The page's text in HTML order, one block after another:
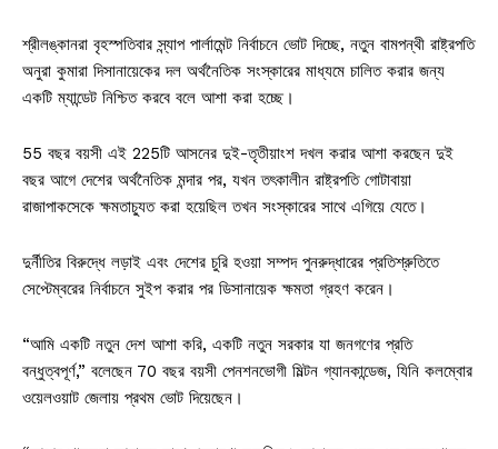
শ্রীলঙ্কানরা বৃহস্পতিবার স্ন্যাপ পার্লামেন্ট নির্বাচনে ভোট দিচ্ছে, নতুন বামপন্থী রাষ্ট্রপতি
অনুরা কুমারা দিসানায়েকের দল অর্থনৈতিক সংস্কারের মাধ্যমে চালিত করার জন্য
একটি ম্যান্ডেট নিশ্চিত করবে বলে আশা করা হচ্ছে।
55 বছর বয়সী এই 225টি আসনের দুই-তৃতীয়াংশ দখল করার আশা করছেন দুই
বছর আগে দেশের অর্থনৈতিক মন্দার পর, যখন তৎকালীন রাষ্ট্রপতি গোটাবায়া
রাজাপাকসেকে ক্ষমতাচ্যুত করা হয়েছিল তখন সংস্কারের সাথে এগিয়ে যেতে।
দুর্নীতির বিরুদ্ধে লড়াই এবং দেশের চুরি হওয়া সম্পদ পুনরুদ্ধারের প্রতিশ্রুতিতে
সেপ্টেম্বরের নির্বাচনে সুইপ করার পর ডিসানায়েক ক্ষমতা গ্রহণ করেন।
“আমি একটি নতুন দেশ আশা করি, একটি নতুন সরকার যা জনগণের প্রতি
বন্ধুত্বপূর্ণ,” বলেছেন 70 বছর বয়সী পেনশনভোগী মিল্টন গ্যানকান্ডেজ, যিনি কলম্বোর
ওয়েলওয়াট জেলায় প্রথম ভোট দিয়েছেন।